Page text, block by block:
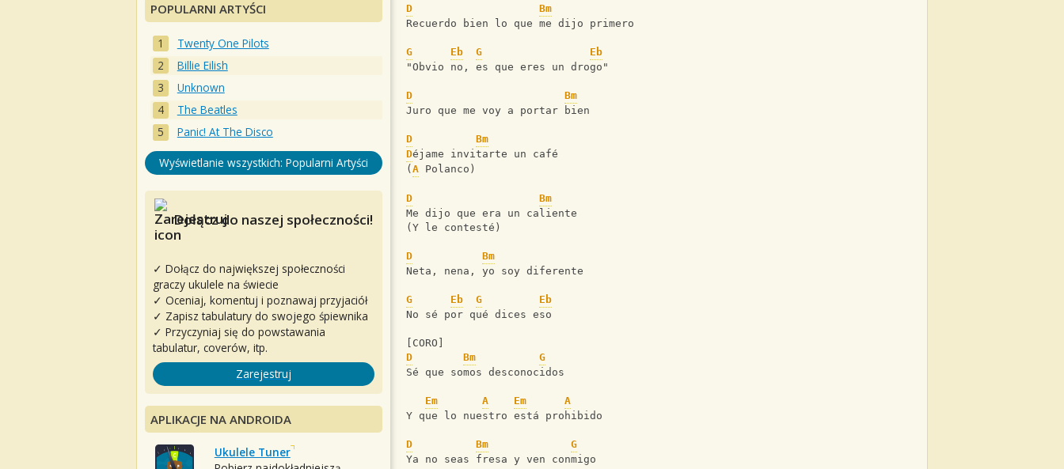
D
Bm
Recuerdo bien lo que me dijo primero
G Eb G
Eb
"Obvio no, es que eres un drogo"
D
Bm
Juro que me voy a portar bien
D
Bm
Déjame invitarte un café
( A Polanco)
D
Bm
Me dijo que era un caliente
(Y le contesté)
D
Bm
Neta, nena, yo soy diferente
G Eb G
Eb
No sé por qué dices eso
[CORO]
D
Bm
G
Sé que somos desconocidos
Em A Em
A
Y que lo nuestro está prohibido
D Bm
G
Ya no seas fresa y ven conmigo
POPULARNI ARTYŚCI
Twenty One Pilots
Billie Eilish
Unknown
The Beatles
Panic! At The Disco
Wyświetlanie wszystkich: Popularni Artyści
Dołącz do naszej społeczności!
✓ Dołącz do największej społeczności
graczy ukulele na świecie
✓ Oceniaj, komentuj i poznawaj przyjaciół
✓ Zapisz tabulatury do swojego śpiewnika
✓ Przyczyniaj się do powstawania
tabulatur, coverów, itp.
Zarejestruj
APLIKACJE NA ANDROIDA
Ukulele Tuner